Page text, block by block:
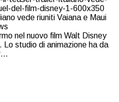
nel nuovo film Walt Disney
studio di animazione ha da